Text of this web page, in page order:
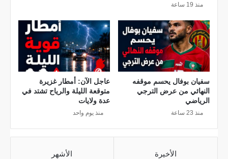
ل
م
ل
ل
ن
د
2
منذ 19 ساعة
سفيان بوفال يحسم موقفه
النهائي من عرض الترجي
الرياضي
منذ 23 ساعة
عاجل الآن: أمطار غزيرة
متوقعة الليلة والرياح تشتد في
عدة ولايات
منذ يوم واحد
الأخيرة الأشهر